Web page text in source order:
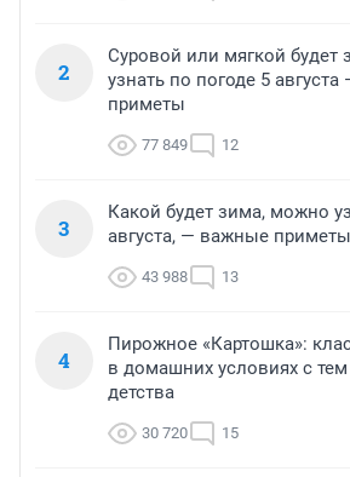
2
Суровой или мягкой будет
узнать по погоде 5
приметы
77 849 12
3
Какой будет зима, можно
августа, — важные приметы
43 988 13
4
Пирожное «Картошка»:
в домашних условиях с
детства
30 720 15